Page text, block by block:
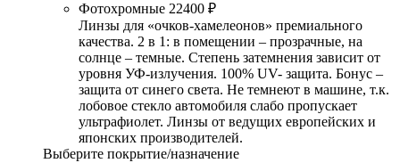
Фотохромные 22400 ₽
Линзы для «очков-хамелеонов» премиального
качества. 2 в 1: в помещении – прозрачные, на
солнце – темные. Степень затемнения зависит от
уровня УФ-излучения. 100% UV- защита. Бонус –
защита от синего света. Не темнеют в машине, т.к.
лобовое стекло автомобиля слабо пропускает
ультрафиолет. Линзы от ведущих европейских и
японских производителей.
Выберите покрытие/назначение